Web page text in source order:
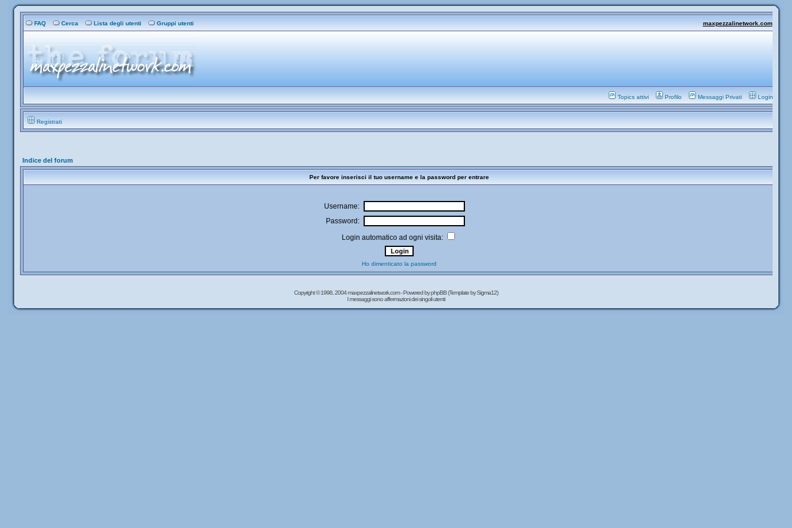
FAQ Cerca Lista degli utenti Gruppi utenti maxpezzalinetwork.com
Topics attivi Profilo Messaggi Privati Login
Registrati
Indice del forum
Per favore inserisci il tuo username e la password per entrare
Username:
Password:
Login automatico ad ogni visita:
Ho dimenticato la password
Copyright © 1998, 2004 maxpezzalinetwork.com - Powered byphpBB(Template by Sigma12)
I messaggi sono affermazioni dei singoli utenti